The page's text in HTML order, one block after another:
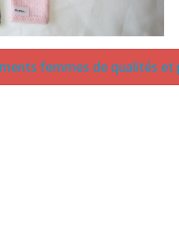
femmes de qualités et